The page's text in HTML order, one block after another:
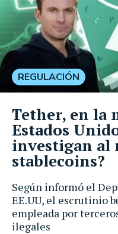
Según informó el
EE.UU, el escrutinio
empleada por
ilegales
REGULACIÓN
Tether, en la
Estados
investigan al
stablecoins?